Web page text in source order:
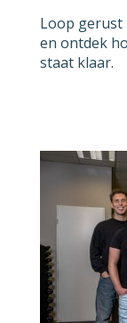
Loop gerust
en ontdek
staat klaar.